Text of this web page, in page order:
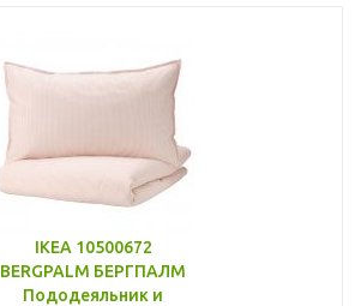
IKEA 10500672
BERGPALM БЕРГПАЛМ
Пододеяльник и